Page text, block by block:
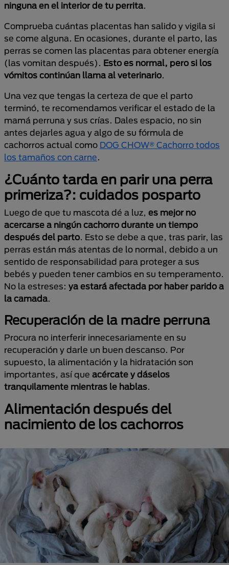
ninguna en el interior de tu perrita.
Comprueba cuántas placentas han salido y vigila si
se come alguna. En ocasiones, durante el parto, las
perras se comen las placentas para obtener energía
(las vomitan después). Esto es normal, pero si los
vómitos continúan llama al veterinario.
Una vez que tengas la certeza de que el parto
terminó, te recomendamos verificar el estado de la
mamá perruna y sus crías. Dales espacio, no sin
antes dejarles agua y algo de su fórmula de
cachorros actual como DOG CHOW® Cachorro todos
los tamaños con carne.
¿Cuánto tarda en parir una perra
primeriza?: cuidados posparto
Luego de que tu mascota dé a luz, es mejor no
acercarse a ningún cachorro durante un tiempo
después del parto. Esto se debe a que, tras parir, las
perras están más atentas de lo normal, debido a un
sentido de responsabilidad para proteger a sus
bebés y pueden tener cambios en su temperamento.
No la estreses: ya estará afectada por haber parido a
la camada.
Recuperación de la madre perruna
Procura no interferir innecesariamente en su
recuperación y darle un buen descanso. Por
supuesto, la alimentación y la hidratación son
importantes, así que acércate y dáselos
tranquilamente mientras le hablas.
Alimentación después del
nacimiento de los cachorros